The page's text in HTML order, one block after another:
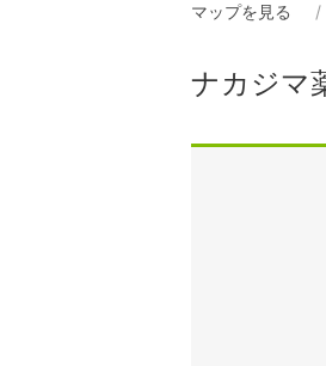
マップを見る
ナカジマ